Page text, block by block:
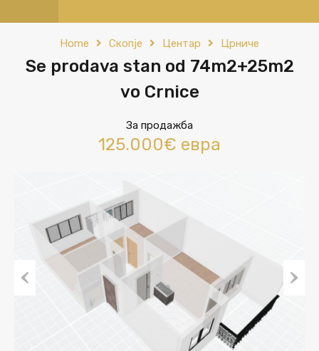
Home Скопје Центар Црниче
Se prodava stan od 74m2+25m2
vo Crnice
За продажба
125.000€ евра